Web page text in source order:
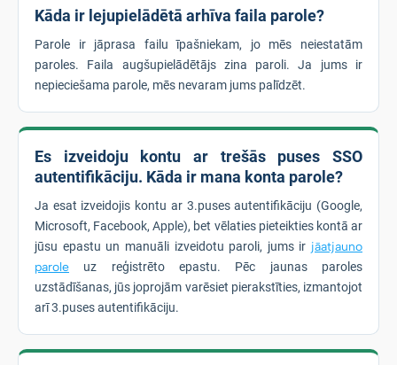
Kāda ir lejupielādētā arhīva faila parole?
Parole ir jāprasa failu īpašniekam, jo mēs neiestatām
paroles. Faila augšupielādētājs zina paroli. Ja jums ir
nepieciešama parole, mēs nevaram jums palīdzēt.
Es izveidoju kontu ar trešās puses SSO
autentifikāciju. Kāda ir mana konta parole?
Ja esat izveidojis kontu ar 3.puses autentifikāciju (Google,
Microsoft, Facebook, Apple), bet vēlaties pieteikties kontā ar
jūsu epastu un manuāli izveidotu paroli, jums ir jāatjauno
parole uz reģistrēto epastu. Pēc jaunas paroles
uzstādīšanas, jūs joprojām varēsiet pierakstīties, izmantojot
arī 3.puses autentifikāciju.